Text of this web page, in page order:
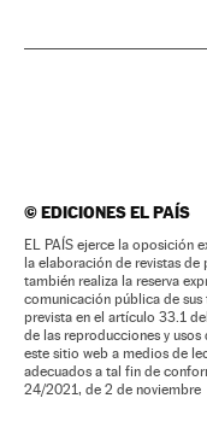
©EDICIONES EL PAÍS
EL PAÍS ejerce la oposición
la elaboración de revistas de
también realiza la reserva
comunicación pública de
prevista en el artículo 33.1
de las reproducciones y
este sitio web a medios de
adecuados a tal fin de
24/2021, de 2 de noviembre